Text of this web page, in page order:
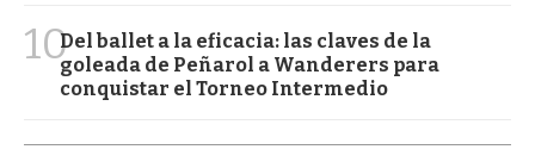
10Del ballet a la eficacia: las claves de la
goleada de Peñarol a Wanderers para
conquistar el Torneo Intermedio